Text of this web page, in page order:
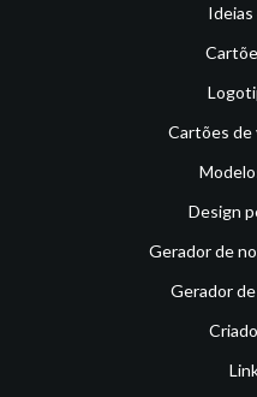
Ideias
Cartões
Design
Gerador de
Gerador